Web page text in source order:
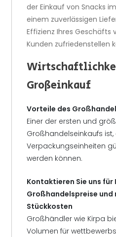
der Einkauf von Snacks
einem zuverlässigen
Effizienz Ihres Geschäfts
Kunden zufriedenstellen
Großeinkauf
Vorteile des
Einer der ersten und
Großhandelseinkaufs ist,
Verpackungseinheiten
werden können.
Kontaktieren Sie uns für
Großhandelspreise und
Stückkosten
Großhändler wie Kirpa
Volumen für